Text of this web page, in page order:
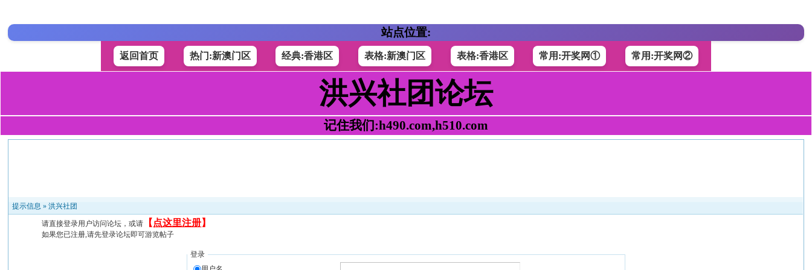
站点位置:
返回首页 热门:新澳门区 经典:香港区 表格:新澳门区 表格:香港区 常用:开奖网① 常用:开奖网②
洪兴社团论坛
记住我们:h490.com,h510.com
提示信息 »洪兴社团
请直接登录用户访问论坛，或请 【 点这里注册】
如果您已注册,请先登录论坛即可游览帖子
登录